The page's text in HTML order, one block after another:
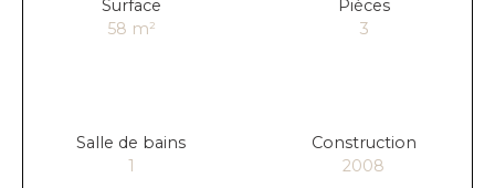
Surface
58 m²
Pièces
3
Salle de bains
1
Construction
2008